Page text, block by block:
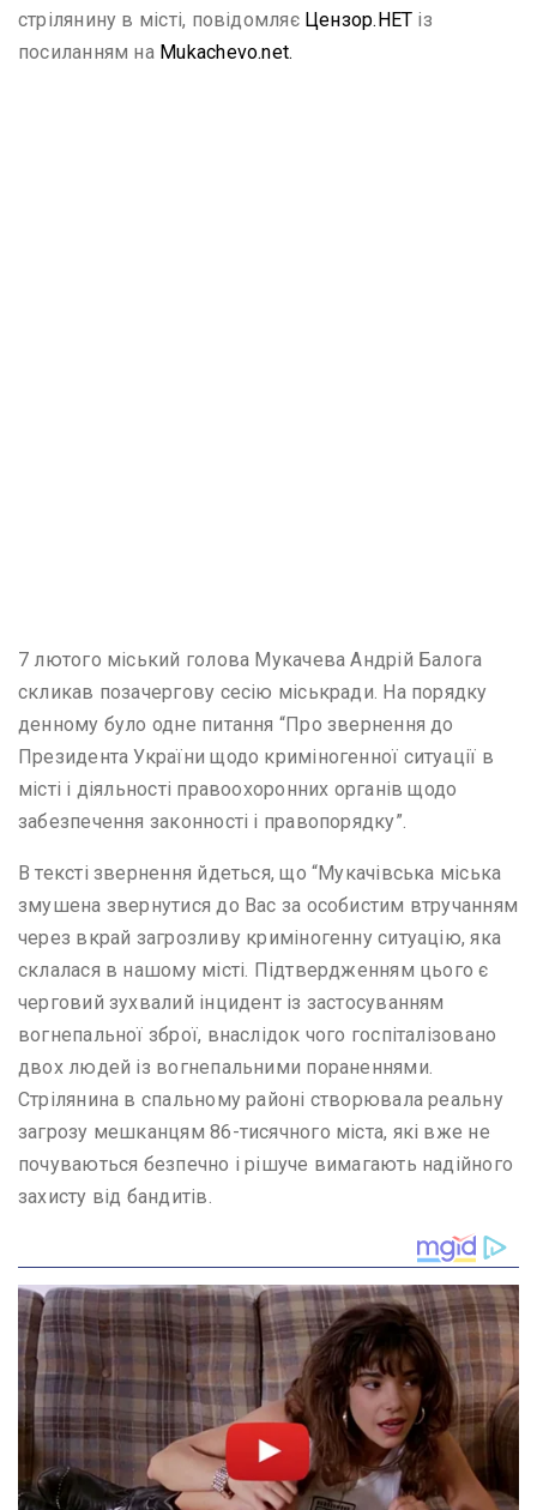
стрілянину в місті, повідомляє Цензор.НЕТ із
посиланням на Mukachevo.net.
7 лютого міський голова Мукачева Андрій Балога
скликав позачергову сесію міськради. На порядку
денному було одне питання “Про звернення до
Президента України щодо криміногенної ситуації в
місті і діяльності правоохоронних органів щодо
забезпечення законності і правопорядку”.
В тексті звернення йдеться, що “Мукачівська міська
змушена звернутися до Вас за особистим втручанням
через вкрай загрозливу криміногенну ситуацію, яка
склалася в нашому місті. Підтвердженням цього є
черговий зухвалий інцидент із застосуванням
вогнепальної зброї, внаслідок чого госпіталізовано
двох людей із вогнепальними пораненнями.
Стрілянина в спальному районі створювала реальну
загрозу мешканцям 86-тисячного міста, які вже не
почуваються безпечно і рішуче вимагають надійного
захисту від бандитів.